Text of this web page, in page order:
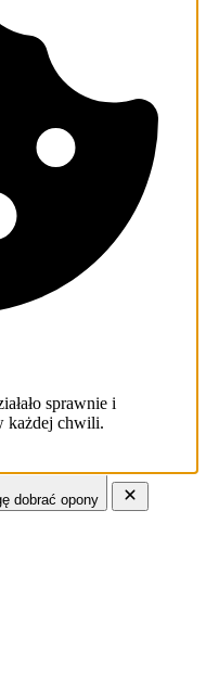
sprawnie i
każdej chwili.
dobrać opony